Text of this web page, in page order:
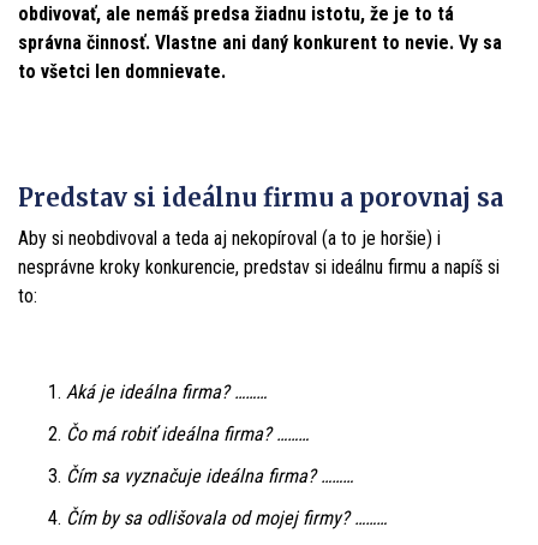
obdivovať, ale nemáš predsa žiadnu istotu, že je to tá
správna činnosť. Vlastne ani daný konkurent to nevie. Vy sa
to všetci len domnievate.
Predstav si ideálnu firmu a porovnaj sa
Aby si neobdivoval a teda aj nekopíroval (a to je horšie) i
nesprávne kroky konkurencie, predstav si ideálnu firmu a napíš si
to:
Aká je ideálna firma? ………
Čo má robiť ideálna firma? ………
Čím sa vyznačuje ideálna firma? ………
Čím by sa odlišovala od mojej firmy? ………